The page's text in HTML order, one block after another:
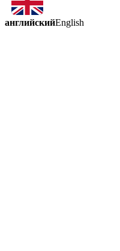
английскийEnglish